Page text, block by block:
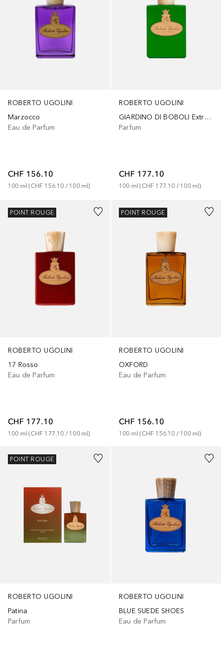
ROBERTO UGOLINI
Marzocco
Eau de Parfum
CHF 156.10
100 ml (CHF 156.10 / 100 ml)
ROBERTO UGOLINI
GIARDINO DI BOBOLI Extrait de Parfum
Parfum
CHF 177.10
100 ml (CHF 177.10 / 100 ml)
ROBERTO UGOLINI
17 Rosso
Eau de Parfum
CHF 177.10
100 ml (CHF 177.10 / 100 ml)
POINT ROUGE
ROBERTO UGOLINI
OXFORD
Eau de Parfum
CHF 156.10
100 ml (CHF 156.10 / 100 ml)
POINT ROUGE
ROBERTO UGOLINI
Patina
Parfum
POINT ROUGE
ROBERTO UGOLINI
BLUE SUEDE SHOES
Eau de Parfum